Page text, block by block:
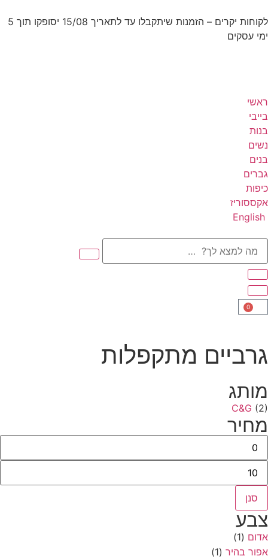
יקרים – הזמנות שיתקבלו
עד לתאריך 15/08 יסופקו תוך 5
עסקים
English
0
מתקפלות
C&G
סנן
בהיר